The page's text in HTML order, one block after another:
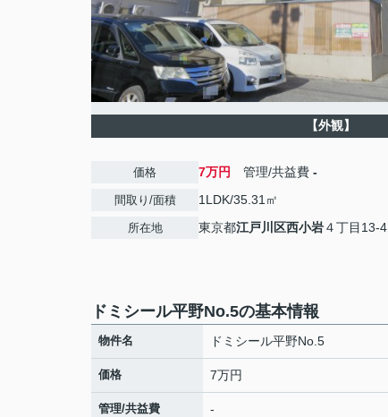
【外観】
価格 7万円 管理/共益費 -
間取り/面積 1LDK/35.31㎡
所在地 東京都江戸川区西小岩４丁目13-4
ドミシール平野No.5の基本情報
物件名 ドミシール平野No.5
価格 7万円
管理/共益費 -